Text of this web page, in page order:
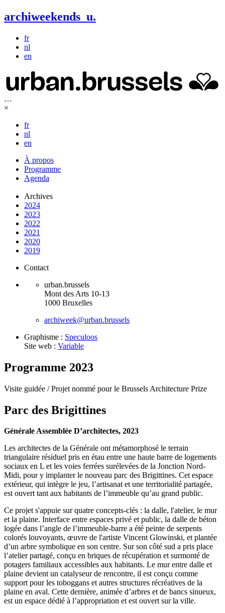
archiweekends u.
fr
nl
en
…
×
fr
nl
en
À propos
Programme
Agenda
Archives
2024
2023
2022
2021
2020
2019
Contact
urban.brussels
Mont des Arts 10-13
1000 Bruxelles
archiweek@urban.brussels
Graphisme : Speculoos
Site web : Variable
Programme 2023
Visite guidée /Projet nommé pour le Brussels Architecture Prize
Parc des Brigittines
Générale Assemblée D’architectes, 2023
Les architectes de la Générale ont métamorphosé le terrain
triangulaire résiduel pris en étau entre une haute barre de logements
sociaux en L et les voies ferrées surélevées de la Jonction Nord-
Midi, pour y implanter le nouveau parc des Brigittines. Cet espace
extérieur, qui intègre le jeu, l’artisanat et une territorialité partagée,
est ouvert tant aux habitants de l’immeuble qu’au grand public.
Ce projet s'appuie sur quatre concepts-clés : la dalle, l'atelier, le mur
et la plaine. Interface entre espaces privé et public, la dalle de béton
logée dans l’angle de l’immeuble-barre a été peinte de serpents
colorés louvoyants, œuvre de l'artiste Vincent Glowinski, et plantée
d’un arbre symbolique en son centre. Sur son côté sud a pris place
l’atelier partagé, conçu en briques de récupération et surmonté de
potagers familiaux accessibles aux habitants. Le mur entre dalle et
plaine devient un catalyseur de rencontre, il est conçu comme
support pour les toboggans et autres structures récréatives de la
plaine en aval. Cette dernière, animée d’arbres et de bancs sinueux,
est un espace dédié à l’appropriation et est ouvert sur la ville.